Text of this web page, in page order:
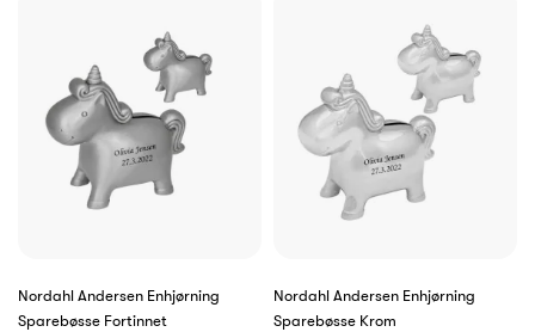
Nordahl Andersen Enhjørning
Sparebøsse Fortinnet
Nordahl Andersen Enhjørning
Sparebøsse Krom